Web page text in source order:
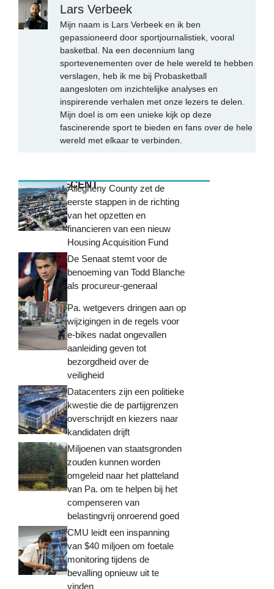
Lars Verbeek
Mijn naam is Lars Verbeek en ik ben
gepassioneerd door sportjournalistiek, vooral
basketbal. Na een decennium lang
sportevenementen over de hele wereld te hebben
verslagen, heb ik me bij Probasketball
aangesloten om inzichtelijke analyses en
inspirerende verhalen met onze lezers te delen.
Mijn doel is om een unieke kijk op deze
fascinerende sport te bieden en fans over de hele
wereld met elkaar te verbinden.
MEEST RECENTAllegheny County zet de
eerste stappen in de richting
van het opzetten en
financieren van een nieuw
Housing Acquisition Fund
De Senaat stemt voor de
benoeming van Todd Blanche
als procureur-generaal
Pa. wetgevers dringen aan op
wijzigingen in de regels voor
e-bikes nadat ongevallen
aanleiding geven tot
bezorgdheid over de
veiligheid
Datacenters zijn een politieke
kwestie die de partijgrenzen
overschrijdt en kiezers naar
kandidaten drijft
Miljoenen van staatsgronden
zouden kunnen worden
omgeleid naar het platteland
van Pa. om te helpen bij het
compenseren van
belastingvrij onroerend goed
CMU leidt een inspanning
van $40 miljoen om foetale
monitoring tijdens de
bevalling opnieuw uit te
vinden